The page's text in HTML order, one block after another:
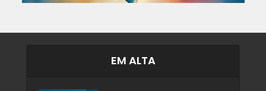
EM ALTA